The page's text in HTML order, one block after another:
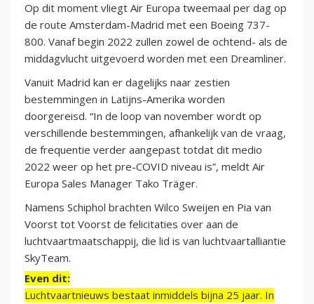
Op dit moment vliegt Air Europa tweemaal per dag op
de route Amsterdam-Madrid met een Boeing 737-
800. Vanaf begin 2022 zullen zowel de ochtend- als de
middagvlucht uitgevoerd worden met een Dreamliner.
Vanuit Madrid kan er dagelijks naar zestien
bestemmingen in Latijns-Amerika worden
doorgereisd. “In de loop van november wordt op
verschillende bestemmingen, afhankelijk van de vraag,
de frequentie verder aangepast totdat dit medio
2022 weer op het pre-COVID niveau is”, meldt Air
Europa Sales Manager Tako Träger.
Namens Schiphol brachten Wilco Sweijen en Pia van
Voorst tot Voorst de felicitaties over aan de
luchtvaartmaatschappij, die lid is van luchtvaartalliantie
SkyTeam.
Even dit:
Luchtvaartnieuws bestaat inmiddels bijna 25 jaar. In